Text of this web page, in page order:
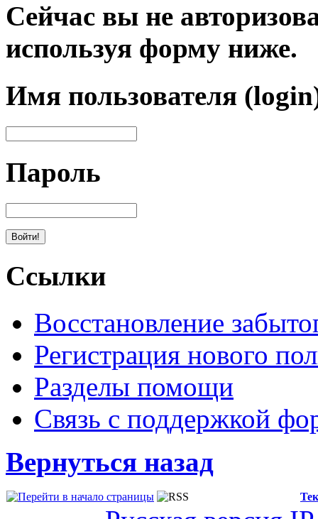
Сейчас вы не
используя форму ниже.
Имя пользователя
Пароль
Ссылки
Восстановление
Регистрация нового
Разделы помощи
Связь с поддержкой
Вернуться назад